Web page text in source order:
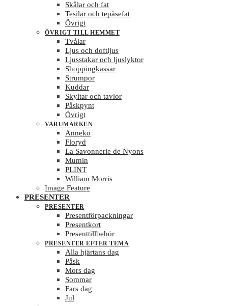
Skålar och fat
Tesilar och tepåsefat
Övrigt
ÖVRIGT TILL HEMMET
Tvålar
Ljus och doftljus
Ljusstakar och ljuslyktor
Shoppingkassar
Strumpor
Kuddar
Skyltar och tavlor
Påskpynt
Övrigt
VARUMÄRKEN
Anneko
Floryd
La Savonnerie de Nyons
Mumin
PLINT
William Morris
Image Feature
PRESENTER
PRESENTER
Presentförpackningar
Presentkort
Presenttillbehör
PRESENTER EFTER TEMA
Alla hjärtans dag
Påsk
Mors dag
Sommar
Fars dag
Jul